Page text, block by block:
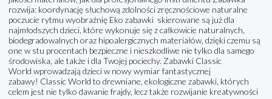
rozwija: koordynację słuchową zdolności zręcznościowe naturalne
poczucie rytmu wyobraźnię Eko zabawki skierowane są już dla
najmłodszych dzieci, które wykonuje się z całkowicie naturalnych,
biodegradowalnych oraz hipoalergicznych materiałów, dzięki czemu są
one w stu procentach bezpieczne i nieszkodliwe nie tylko dla samego
środowiska, ale także i dla Twojej pociechy. Zabawki Classic
World wprowadzają dzieci w nowy wymiar fantastycznej
zabawy! Classic World to drewniane, ekologiczne zabawki, których
celem jest nie tylko dawanie frajdy, lecz także rozwijanie kreatywności